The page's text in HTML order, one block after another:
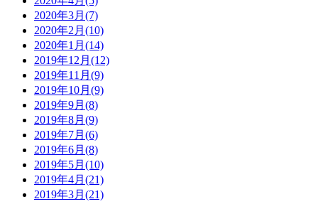
2020年3月(7)
2020年2月(10)
2020年1月(14)
2019年12月(12)
2019年11月(9)
2019年10月(9)
2019年9月(8)
2019年8月(9)
2019年7月(6)
2019年6月(8)
2019年5月(10)
2019年4月(21)
2019年3月(21)